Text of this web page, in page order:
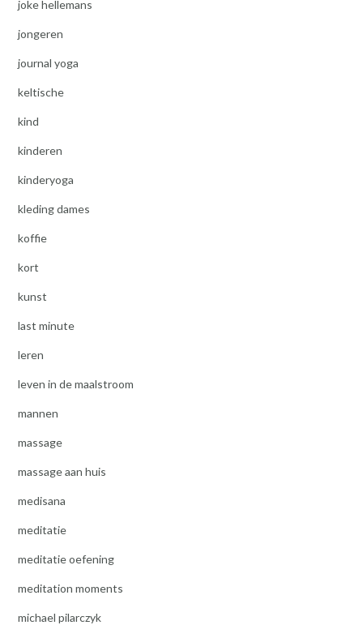
joke hellemans
jongeren
journal yoga
keltische
kind
kinderen
kinderyoga
kleding dames
koffie
kort
kunst
last minute
leren
leven in de maalstroom
mannen
massage
massage aan huis
medisana
meditatie
meditatie oefening
meditation moments
michael pilarczyk